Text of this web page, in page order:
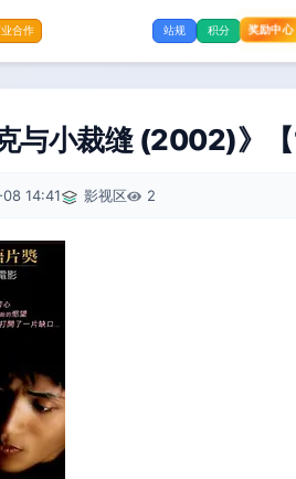
合作 站规 积分 奖励中心
与小裁缝 (2002)》
14:41 影视区 2